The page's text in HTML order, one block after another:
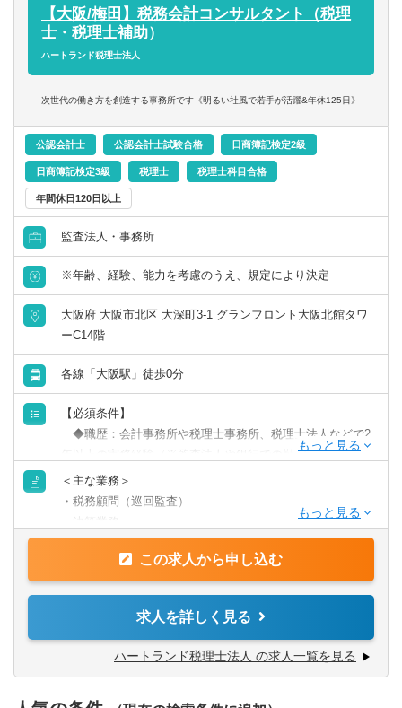
【得られる経験や知識】
■上場企業・大企業の高度な税務スキル
■長期的なキャリア形成
【大阪/梅田】税務会計コンサルタント（税理
士・税理士補助）
ハートランド税理士法人
次世代の働き方を創造する事務所です《明るい社風で若手が活躍&年休125日》
公認会計士 公認会計士試験合格 日商簿記検定2級
日商簿記検定3級 税理士 税理士科目合格
年間休日120日以上
監査法人・事務所
※年齢、経験、能力を考慮のうえ、規定により決定
大阪府 大阪市北区 大深町3-1 グランフロント大阪北館タワ
ーC14階
各線「大阪駅」徒歩0分
【必須条件】
◆職歴：会計事務所や税理士事務所、税理士法人などで2
年以上の実務経験（※監査法人や銀行での勤務は経験にカ
ウントされません）
◆経験：顧問先への巡回監査経験
【歓迎条件】
＜年収実績（2025年）＞
勤続1年以上の税務担当の平均年収 ：11,037,499円
勤続3年以上の税務担当の平均年収 ：14,251,600円
勤続3年以上の税務担当の年収中央値：11,683,809円
＜主な業務＞
・税務顧問（巡回監査）
・タックスコンサルティング
・会社設立支援
※上記以外にも、経験年数や勤続年数、本人の要望に応じ
て資金調達支援や相続対策、組織再編や事業承継などの業
この求人から申し込む
求人を詳しく見る
ハートランド税理士法人 の求人一覧を見る